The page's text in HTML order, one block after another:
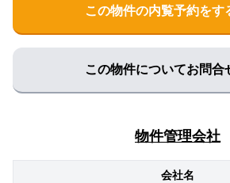
この物件の内覧予約をす
この物件についてお問合
物件管理会社
会社名